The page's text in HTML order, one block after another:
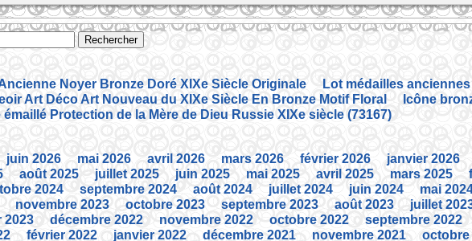
Noyer Bronze Doré XIXe Siècle Originale
Lot médailles
Art Déco Art Nouveau du XIXe Siècle En Bronze Motif Floral
Icône
émaillé Protection de la Mère de Dieu Russie XIXe siècle (73167)
juin 2026 mai 2026 avril 2026 mars 2026 février 2026 janvier 2026
août 2025 juillet 2025 juin 2025 mai 2025 avril 2025 mars 2025
2024 septembre 2024 août 2024 juillet 2024 juin 2024 mai
novembre 2023 octobre 2023 septembre 2023 août 2023 juillet
2023 décembre 2022 novembre 2022 octobre 2022 septembre 2022
février 2022 janvier 2022 décembre 2021 novembre 2021 octobre